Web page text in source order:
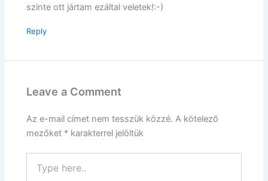
szinte ott jártam ezáltal veletek!:-)
Reply
Leave a Comment
Az e-mail címet nem tesszük közzé. A kötelező
mezőket * karakterrel jelöltük
here..